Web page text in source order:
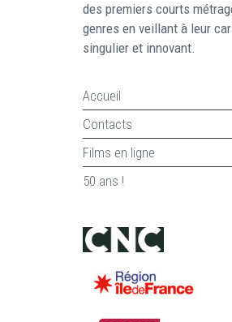
des premiers courts
genres en veillant à leur
singulier et innovant.
Accueil
Contacts
Films en ligne
50 ans !